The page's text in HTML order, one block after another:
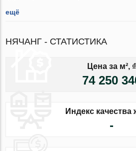
ещё
НЯЧАНГ - СТАТИСТИКА
Цена за м², ₫
74 250
Индекс качества
-